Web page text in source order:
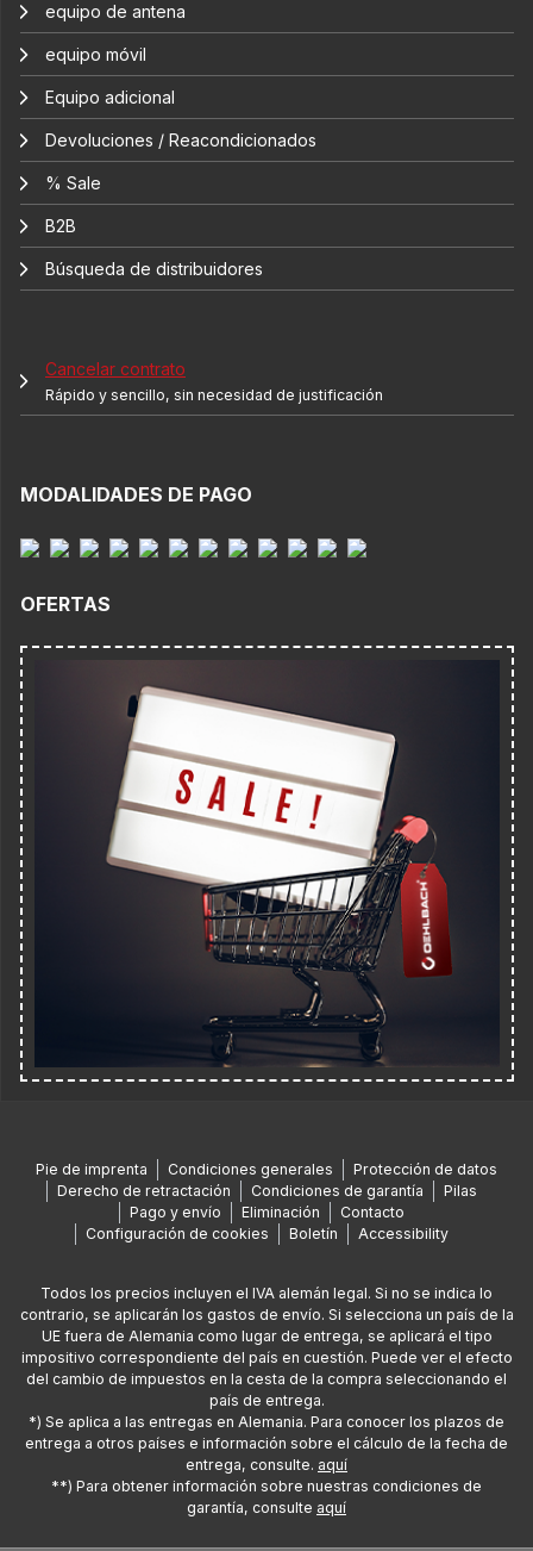
equipo de antena
equipo móvil
Equipo adicional
Devoluciones / Reacondicionados
% Sale
B2B
Búsqueda de distribuidores
Cancelar contrato
Rápido y sencillo, sin necesidad de justificación
MODALIDADES DE PAGO
OFERTAS
Pie de imprenta Condiciones generales
Protección de datos
Derecho de retractación
Condiciones de garantía
Pilas
Pago y envío
Eliminación
Contacto
Configuración de cookies
Boletín Accessibility
Todos los precios incluyen el IVA alemán legal. Si no se indica lo
contrario, se aplicarán los gastos de envío. Si selecciona un país de la
UE fuera de Alemania como lugar de entrega, se aplicará el tipo
impositivo correspondiente del país en cuestión. Puede ver el efecto
del cambio de impuestos en la cesta de la compra seleccionando el
país de entrega.
*) Se aplica a las entregas en Alemania. Para conocer los plazos de
entrega a otros países e información sobre el cálculo de la fecha de
entrega, consulte. aquí
**) Para obtener información sobre nuestras condiciones de
garantía, consulte aquí